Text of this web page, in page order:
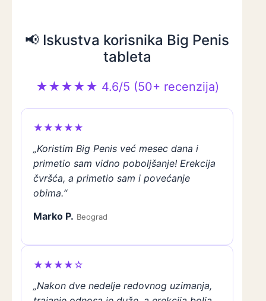
📢 Iskustva korisnika Big Penis
tableta
★★★★★ 4.6/5 (50+ recenzija)
★★★★★
„Koristim Big Penis već mesec dana i
primetio sam vidno poboljšanje! Erekcija
čvršća, a primetio sam i povećanje
obima.“
Marko P. Beograd
★★★★☆
„Nakon dve nedelje redovnog uzimanja,